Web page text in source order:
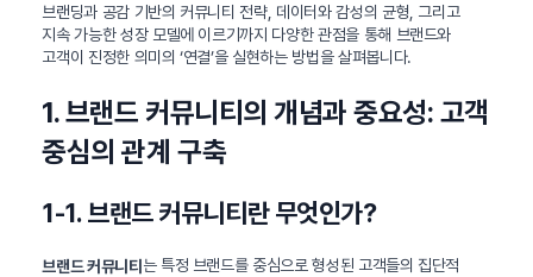
브랜딩과 공감 기반의 커뮤니티 전략, 데이터와 감성의 균형, 그리고
지속 가능한 성장 모델에 이르기까지 다양한 관점을 통해 브랜드와
고객이 진정한 의미의 ‘연결’을 실현하는 방법을 살펴봅니다.
1. 브랜드 커뮤니티의 개념과 중요성: 고객
중심의 관계 구축
1-1. 브랜드 커뮤니티란 무엇인가?
브랜드 커뮤니티는 특정 브랜드를 중심으로 형성된 고객들의 집단적